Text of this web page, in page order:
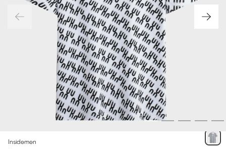
Insidemen